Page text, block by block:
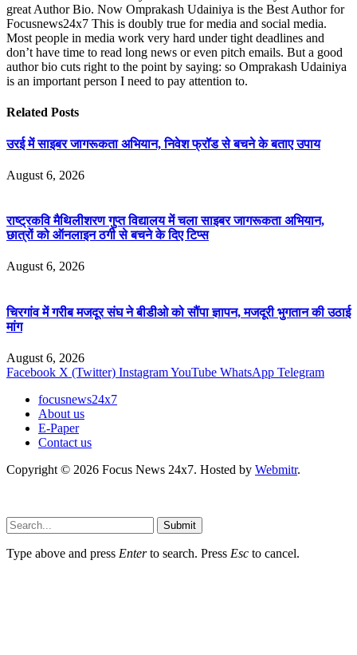
great Author Bio. Now Omprakash Udainiya is the Best Author for
Focusnews24x7 This is doubly true for media and social media.
Most people in media work very hard under tight deadlines and
don’t have time to read long news or even pitch emails. But a good
author bio cuts right to the point by saying: so Omprakash Udainiya
is an important person I need to pay attention to.
Related Posts
उरई में साइबर जागरूकता अभियान, निवेश फ्रॉड से बचने के बताए उपाय
August 6, 2026
राष्ट्रकवि मैथिलीशरण गुप्त विद्यालय में चला साइबर जागरूकता अभियान,
छात्रों को ऑनलाइन ठगी से बचने के दिए टिप्स
August 6, 2026
चिरगांव में गरीब मजदूर संघ ने बीडीओ को सौंपा ज्ञापन, मजदूरी भुगतान की उठाई
मांग
August 6, 2026
Facebook X (Twitter) InstagramYouTube WhatsApp Telegram
focusnews24x7
About us
E-Paper
Contact us
Copyright © 2026 Focus News 24x7. Hosted by Webmitr.
Submit
Type above and press Enterto search. Press Esc to cancel.